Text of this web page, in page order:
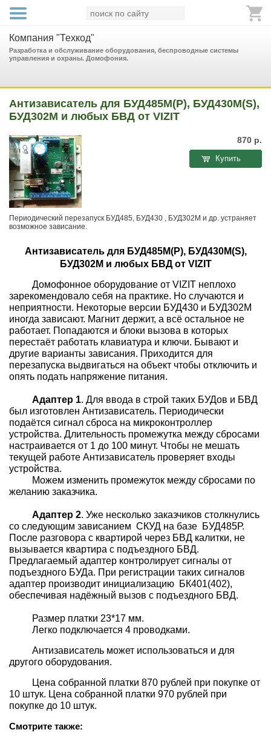
Компания "Техкод"
Разработка и обслуживание оборудования, беспроводные системы
управления и охраны. Домофония.
Антизависатель для БУД485М(Р), БУД430М(S),
БУД302М и любых БВД от VIZIT
870 р.
Купить
Периодический перезапуск БУД485, БУД430 , БУД302М и др. устраняет
возможное зависание.
Антизависатель для БУД485М(Р), БУД430М(S),
БУД302М и любых БВД от VIZIT
Домофонное оборудование от VIZIT неплохо
зарекомендовало себя на практике. Но случаются и
неприятности. Некоторые версии БУД430 и БУД302М
иногда зависают. Магнит держит, а всё остальное не
работает. Попадаются и блоки вызова в которых
перестаёт работать клавиатура и ключи. Бывают и
другие варианты зависания. Приходится для
перезапуска выдвигаться на объект чтобы отключить и
опять подать напряжение питания.
Адаптер 1. Для ввода в строй таких БУДов и БВД
был изготовлен Антизависатель. Периодически
подаётся сигнал сброса на микроконтроллер
устройства. Длительность промежутка между сбросами
настраивается от 1 до 100 минут. Чтобы не мешать
текущей работе Антизависатель проверяет входы
устройства.
Можем изменить промежуток между сбросами по
желанию заказчика.
Адаптер 2. Уже несколько заказчиков столкнулись
со следующим зависанием СКУД на базе БУД485Р.
После разговора с квартирой через БВД калитки, не
вызывается квартира с подъездного БВД.
Предлагаемый адаптер контролирует сигналы от
подъездного БУДа. При регистрации таких сигналов
адаптер производит инициализацию БК401(402),
обеспечивая надёжный вызов с подъездного БВД.
Размер платки 23*17 мм.
Легко подключается 4 проводками.
Антизависатель может использоваться и для
другого оборудования.
Цена собранной платки 870 рублей при покупке от
10 штук. Цена собранной платки 970 рублей при
покупке до 10 штук.
Смотрите также: